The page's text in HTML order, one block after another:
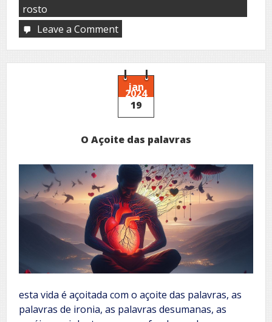
rosto
Leave a Commenton
porta
jan
2024
19
O Açoite das palavras
esta vida é açoitada com o açoite das palavras, as
palavras de ironia, as palavras desumanas, as